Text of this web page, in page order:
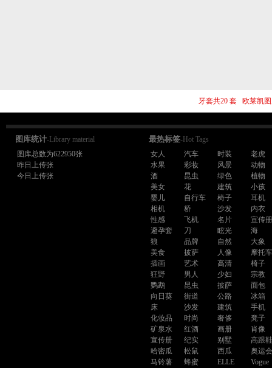
牙套共20 套 欧莱凯
图库统计-Library material
图库总数为622950张
昨日上传张
今日上传张
最热标签-Hot Tags
女人
汽车 时装
老虎
水果
彩妆 风景
动物
酒
昆虫 绿色
植物
美女
花 建筑
小孩
婴儿
自行车 椅子
耳机
相机
桥 沙发
内衣
性感
飞机 名片
宣传册
避孕套
刀 眩光
海
狼
品牌 自然
大象
美食
披萨 人像
摩托车
插画
艺术 高清
椅子
狂野
男人 少妇
宗教
鹦鹉
昆虫 披萨
面包
向日葵
街道 公路
冰箱
床
沙发 建筑
手机
化妆品
时尚 奢侈
凳子
矿泉水
红酒 画册
肖像
宣传册
纪实 别墅
高跟鞋
哈密瓜
松鼠 西瓜
奥运会
马铃薯
蜂蜜 ELLE
Vogue